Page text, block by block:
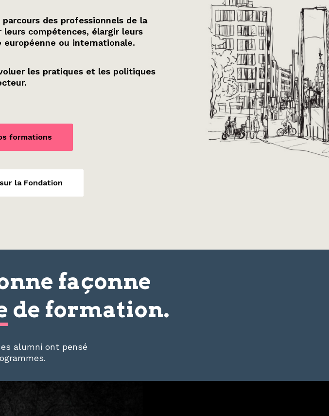
des professionnels de la
compétences, élargir leurs
européenne ou internationale.
les pratiques et les politiques
formations
la Fondation
façonne
de formation.
alumni ont pensé